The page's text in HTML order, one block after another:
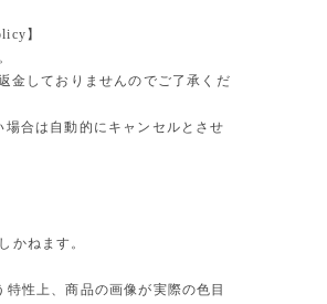
】
金しておりませんのでご了承くだ
合は自動的にキャンセルとさせ
かねます。
性上、商品の画像が実際の色目